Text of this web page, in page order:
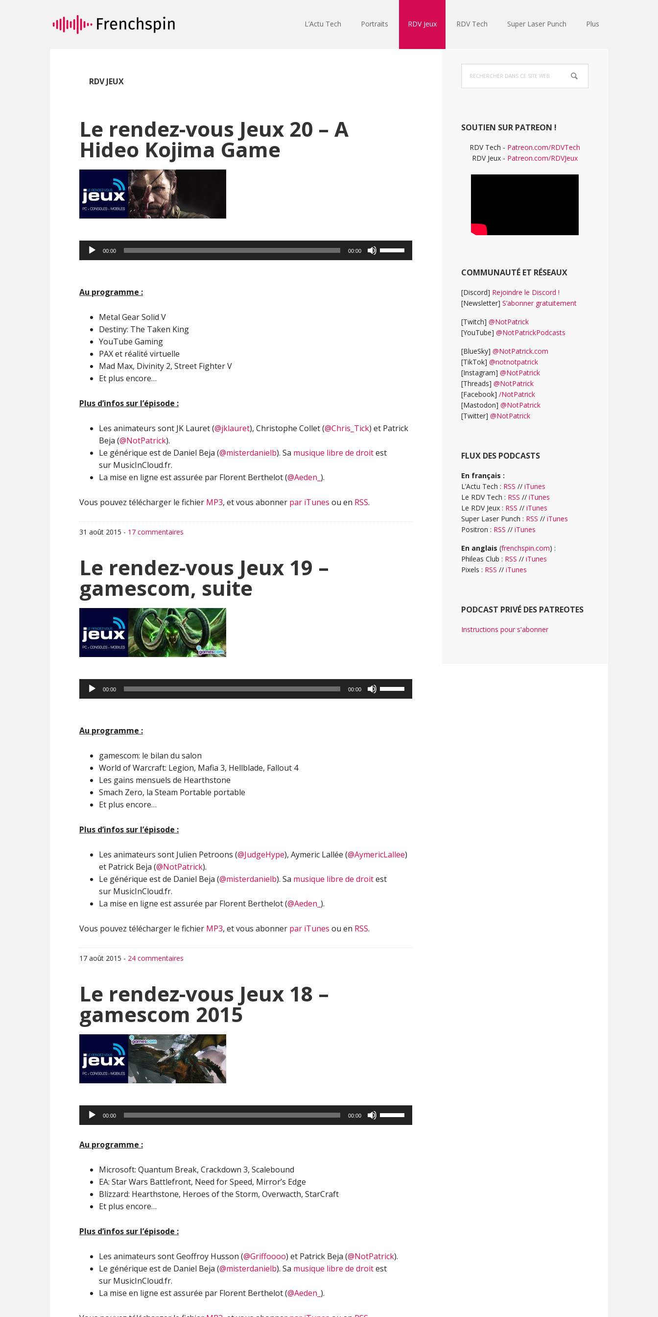
au
contenu
la
L’Actu Tech Portraits RDV Jeux RDV Tech Super Laser Punch Plus
RDV JEUX
Le rendez-vous Jeux 20 – A
Hideo Kojima Game
Lecteur
audio
00:00 00:00
les
Au programme :
Metal Gear Solid V
Destiny: The Taken King
YouTube Gaming
PAX et réalité virtuelle
Mad Max, Divinity 2, Street Fighter V
Et plus encore…
Plus d’infos sur l’épisode :
Les animateurs sont JK Lauret (@jklauret), Christophe Collet (@Chris_Tick) et Patrick
Beja (@NotPatrick).
Le générique est de Daniel Beja (@misterdanielb). Sa musique libre de droitest
sur MusicInCloud.fr.
La mise en ligne est assurée par Florent Berthelot (@Aeden_ ).
Vous pouvez télécharger le fichier MP3, et vous abonner par iTunes ou en RSS.
31 août 2015 - 17 commentaires
Le rendez-vous Jeux 19 –
gamescom, suite
Lecteur
audio
00:00 00:00
les
Au programme :
gamescom: le bilan du salon
World of Warcraft: Legion, Mafia 3, Hellblade, Fallout 4
Les gains mensuels de Hearthstone
Smach Zero, la Steam Portable portable
Et plus encore…
Plus d’infos sur l’épisode :
Les animateurs sont Julien Petroons (@JudgeHype), Aymeric Lallée (@AymericLallee)
et Patrick Beja (@NotPatrick).
Le générique est de Daniel Beja (@misterdanielb). Sa musique libre de droitest
sur MusicInCloud.fr.
La mise en ligne est assurée par Florent Berthelot (@Aeden_ ).
Vous pouvez télécharger le fichier MP3, et vous abonner par iTunes ou en RSS.
17 août 2015 - 24 commentaires
Le rendez-vous Jeux 18 –
gamescom 2015
Lecteur
audio
00:00 00:00
les
Au programme :
Microsoft: Quantum Break, Crackdown 3, Scalebound
EA: Star Wars Battlefront, Need for Speed, Mirror’s Edge
Blizzard: Hearthstone, Heroes of the Storm, Overwacth, StarCraft
Et plus encore…
Plus d’infos sur l’épisode :
Les animateurs sont Geoffroy Husson (@Griffoooo) et Patrick Beja (@NotPatrick).
Le générique est de Daniel Beja (@misterdanielb). Sa musique libre de droitest
sur MusicInCloud.fr.
La mise en ligne est assurée par Florent Berthelot (@Aeden_ ).
Barre
latérale
dans
ce
SOUTIEN SUR PATREON !
RDV Tech - Patreon.com/RDVTech
RDV Jeux - Patreon.com/RDVJeux
COMMUNAUTÉ ET RÉSEAUX
[Discord] Rejoindre le Discord !
[Newsletter] S’abonner gratuitement
[Twitch] @NotPatrick
[YouTube] @NotPatrickPodcasts
[BlueSky] @NotPatrick.com
[TikTok] @notnotpatrick
[Instagram] @NotPatrick
[Threads] @NotPatrick
[Facebook] /NotPatrick
[Mastodon] @NotPatrick
[Twitter] @NotPatrick
FLUX DES PODCASTS
En français :
L’Actu Tech : RSS // iTunes
Le RDV Tech : RSS // iTunes
Le RDV Jeux : RSS // iTunes
Super Laser Punch : RSS // iTunes
Positron : RSS // iTunes
En anglais (frenchspin.com) :
Phileas Club : RSS // iTunes
Pixels : RSS // iTunes
PODCAST PRIVÉ DES PATREOTES
Instructions pour s'abonner